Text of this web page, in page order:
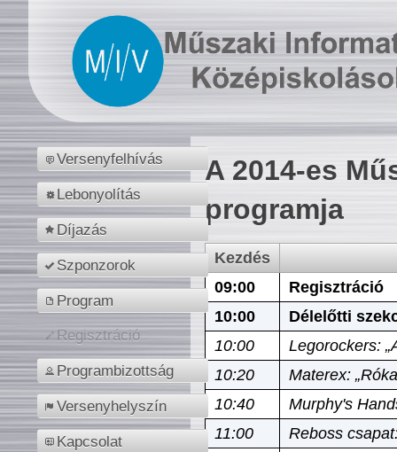
Versenyfelhívás
Lebonyolítás
Díjazás
Szponzorok
Program
Regisztráció
Programbizottság
Versenyhelyszín
Kapcsolat
A 2014-es
programja
Kezdés
09:00
Regisztráció
10:00
Délelőtti
10:00
Legorockers:
10:20
Materex:
10:40
Murphy's
11:00
Reboss